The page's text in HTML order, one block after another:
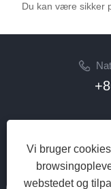
Du kan være sikker
Vi bruger
webstedet og